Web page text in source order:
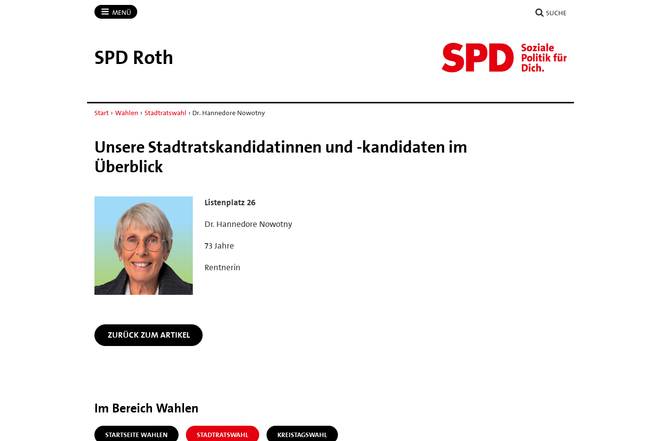
MENÜ SUCHE
SPD Roth
Start › Wahlen › Stadtratswahl › Dr. Hannedore Nowotny
Unsere Stadtratskandidatinnen und -kandidaten im
Überblick
Listenplatz 26
Dr. Hannedore Nowotny
73 Jahre
Rentnerin
ZURÜCK ZUM ARTIKEL
Im Bereich Wahlen
STARTSEITE WAHLEN STADTRATSWAHL KREISTAGSWAHL